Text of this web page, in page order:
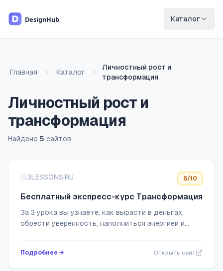
Каталог
Главная Каталог
Личностный рост и
трансформация
Личностный рост и
трансформация
Найдено 5 сайтов
Список сайтов
3LESSONS.RU 6/10
Бесплатный экспресс-курс Трансформация
За 3 урока вы узнаете, как вырасти в деньгах,
обрести уверенность, наполниться энергией и
Подробнее → Открыть сайт